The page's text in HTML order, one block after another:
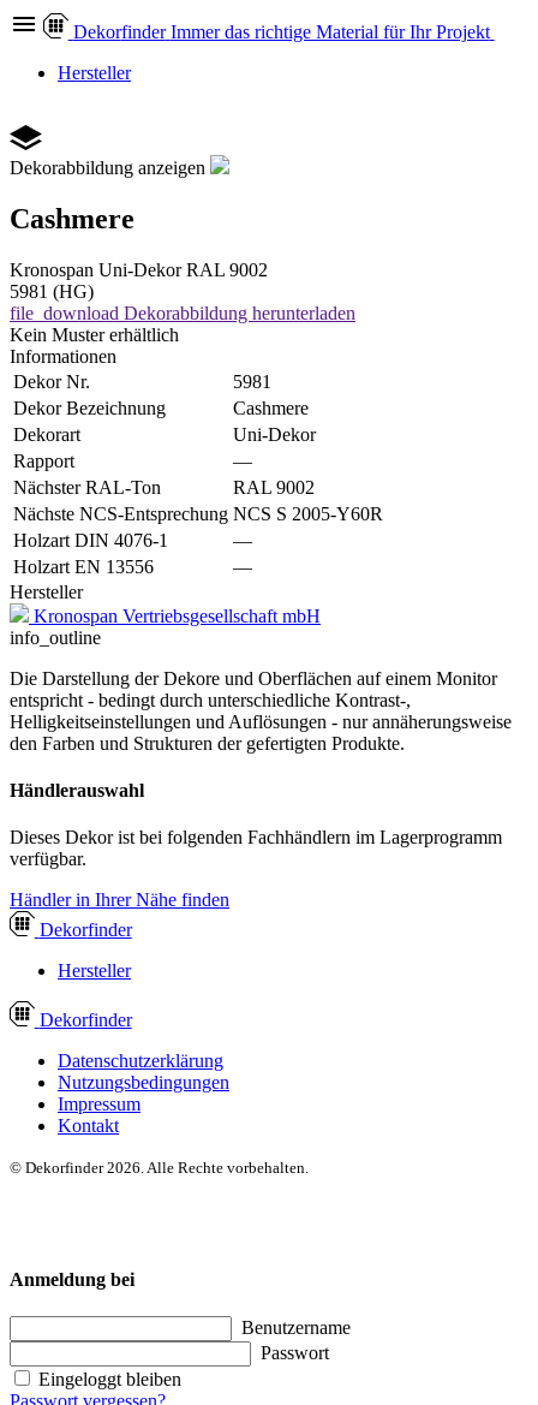
Dekorfinder Immer das richtige Material für Ihr Projekt
Hersteller
Dekorabbildung anzeigen
Cashmere
Kronospan Uni-Dekor RAL 9002
5981 (HG)
file_download Dekorabbildung herunterladen
Kein Muster erhältlich
Informationen
Dekor Nr.
5981
Dekor Bezeichnung
Cashmere
Dekorart
Uni-Dekor
Rapport
—
Nächster RAL-Ton
RAL 9002
Nächste NCS-Entsprechung NCS S 2005-Y60R
Holzart DIN 4076-1
—
Holzart EN 13556
—
Hersteller
Kronospan Vertriebsgesellschaft mbH
info_outline
Die Darstellung der Dekore und Oberflächen auf einem Monitor
entspricht - bedingt durch unterschiedliche Kontrast-,
Helligkeitseinstellungen und Auflösungen - nur annäherungsweise
den Farben und Strukturen der gefertigten Produkte.
Händlerauswahl
Dieses Dekor ist bei folgenden Fachhändlern im Lagerprogramm
verfügbar.
Händler in Ihrer Nähe finden
Dekorfinder
Hersteller
Dekorfinder
Datenschutzerklärung
Nutzungsbedingungen
Impressum
Kontakt
© Dekorfinder 2026. Alle Rechte vorbehalten.
Anmeldung bei
Benutzername
Passwort
Eingeloggt bleiben
Passwort vergessen?